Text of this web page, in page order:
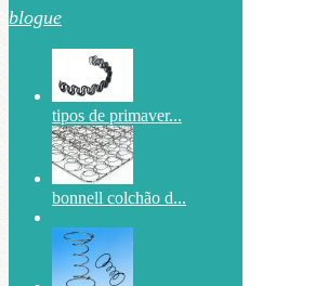
blogue
tipos de primaver...
bonnell colchão d...